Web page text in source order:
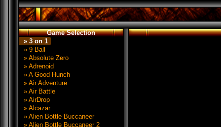
Game Selection
» 3 on 1
» 9 Ball
» Absolute Zero
» Adrenoid
» A Good Hunch
» Air Adventure
» Air Battle
» AirDrop
» Alcazar
» Alien Bottle Buccaneer
» Alien Bottle Buccaneer 2